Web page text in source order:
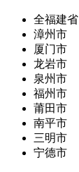
全福建省
漳州市
厦门市
龙岩市
泉州市
福州市
莆田市
南平市
三明市
宁德市